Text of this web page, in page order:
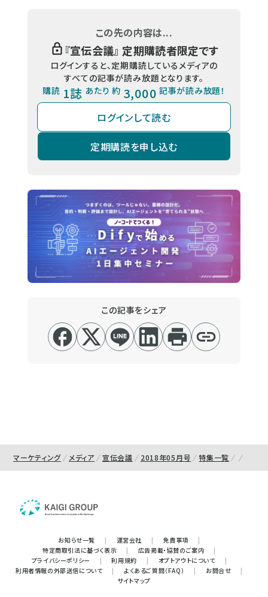
この先の内容は...
『宣伝会議』 定期購読者限定です
ログインすると、定期購読しているメディアの
すべての記事が読み放題となります。
購読 1誌 あたり 約 3,000 記事が読み放題！
ログインして読む
定期購読を申し込む
この記事をシェア
マーケティング メディア 宣伝会議 2018年05月号 特集一覧
お知らせ一覧 | 運営会社 | 免責事項
|
特定商取引法に基づく表示
| 広告掲載・協賛のご案内
|
プライバシーポリシー
| 利用規約 | オプトアウトについて
|
利用者情報の外部送信について
| よくあるご質問（FAQ） | お問合せ
|
サイトマップ